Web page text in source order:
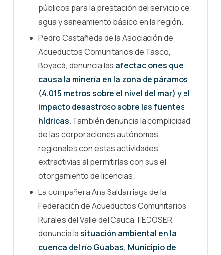
públicos para la prestación del servicio de
agua y saneamiento básico en la región.
Pedro Castañeda de la Asociación de
Acueductos Comunitarios de Tasco,
Boyacá, denuncia las afectaciones que
causa la minería en la zona de páramos
(4.015 metros sobre el nivel del mar) y el
impacto desastroso sobre las fuentes
hídricas. También denuncia la complicidad
de las corporaciones autónomas
regionales con estas actividades
extractivias al permitirlas con sus el
otorgamiento de licencias.
La compañera Ana Saldarriaga de la
Federación de Acueductos Comunitarios
Rurales del Valle del Cauca, FECOSER,
denuncia lasituación ambiental en la
cuenca del río Guabas, Municipio de